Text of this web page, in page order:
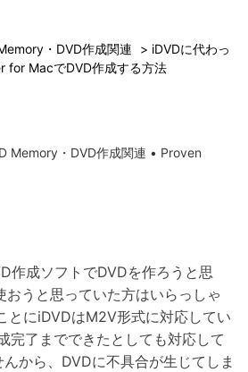
・DVD作成関連
> iDVDに代わっ
for MacでDVD作成する方法
Memory・DVD作成関連 • Proven
作成ソフトでDVDを作ろうと思
うと思っていた方はいらっしゃ
とにiDVDはM2V形式に対応してい
完了までできたとしても対応して
から、DVDに不具合が生じてしま